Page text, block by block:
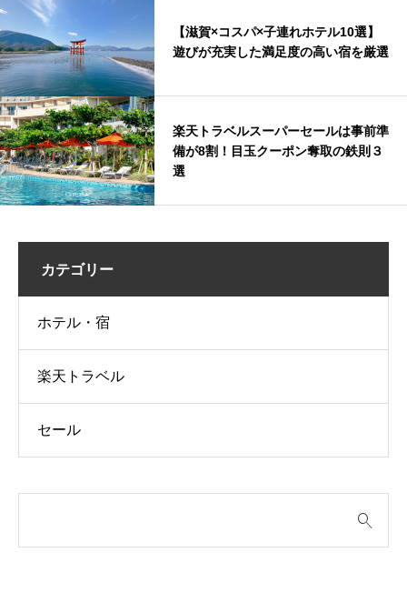
【滋賀×コスパ×子連れホテル10選】
遊びが充実した満足度の高い宿を厳選
楽天トラベルスーパーセールは事前準
備が8割！目玉クーポン奪取の鉄則３
選
カテゴリー
ホテル・宿
楽天トラベル
セール